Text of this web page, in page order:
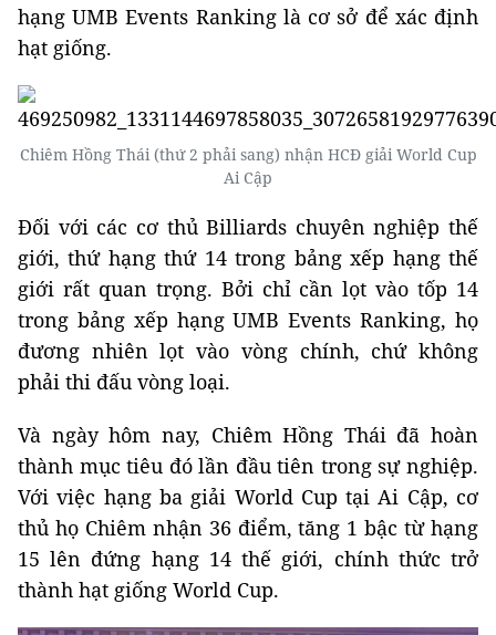
hạng UMB Events Ranking là cơ sở để xác định
hạt giống.
Chiêm Hồng Thái (thứ 2 phải sang) nhận HCĐ giải World Cup
Ai Cập
Đối với các cơ thủ Billiards chuyên nghiệp thế
giới, thứ hạng thứ 14 trong bảng xếp hạng thế
giới rất quan trọng. Bởi chỉ cần lọt vào tốp 14
trong bảng xếp hạng UMB Events Ranking, họ
đương nhiên lọt vào vòng chính, chứ không
phải thi đấu vòng loại.
Và ngày hôm nay, Chiêm Hồng Thái đã hoàn
thành mục tiêu đó lần đầu tiên trong sự nghiệp.
Với việc hạng ba giải World Cup tại Ai Cập, cơ
thủ họ Chiêm nhận 36 điểm, tăng 1 bậc từ hạng
15 lên đứng hạng 14 thế giới, chính thức trở
thành hạt giống World Cup.